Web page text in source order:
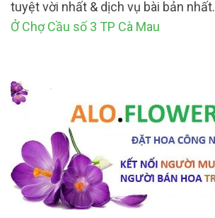
tuyệt vời nhất & dịch vụ bài bản nhất.
Ở Chợ Cầu số 3 TP Cà Mau